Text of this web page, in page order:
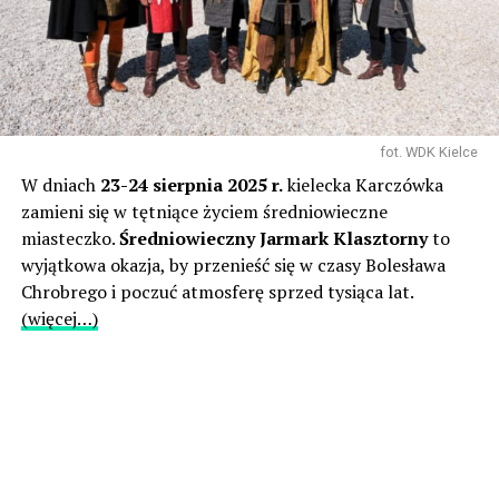
fot. WDK Kielce
W dniach 23-24 sierpnia 2025 r.kielecka Karczówka
zamieni się w tętniące życiem średniowieczne
miasteczko.Średniowieczny Jarmark Klasztornyto
wyjątkowa okazja, by przenieść się w czasy Bolesława
Chrobrego i poczuć atmosferę sprzed tysiąca lat.
(więcej…)